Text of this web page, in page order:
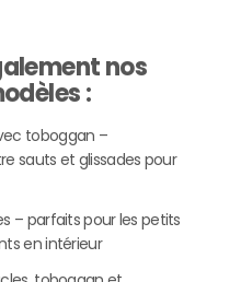
nos
:
toboggan –
sauts et glissades pour
– parfaits pour les petits
en intérieur